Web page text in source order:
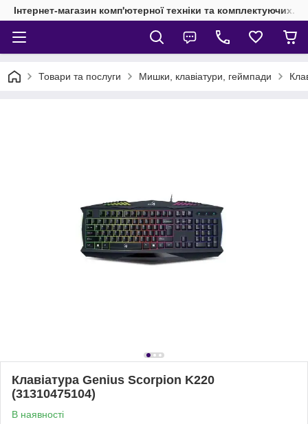
Інтернет-магазин комп'ютерної техніки та комплектуючих.
Товари та послуги Мишки, клавіатури, геймпади
Клавіатура Genius Scorpion K220
(31310475104)
В наявності